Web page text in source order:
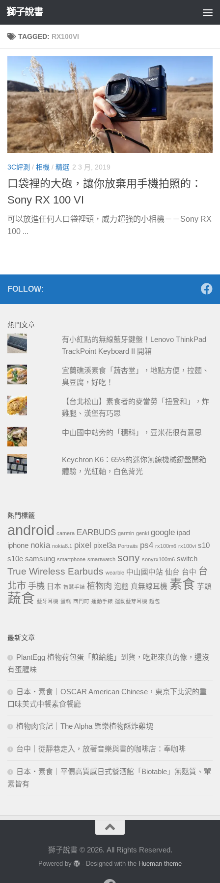
Skip to content
獅子說書
TAGGED: RX100VI
3C評測 / 相機 / 精選 2 3 月, 2019
口袋裡的大砲，讓你放棄用手機拍照的：
Sony RX 100 VI
可以放進任何人口袋裡頭，威力超強的小相機－－Sony RX
100 ...
FOLLOW:
熱門文章
有小紅點的無線藍牙鍵盤！Lenovo ThinkPad
TrackPoint Keyboard II 開箱
宜蘭礁溪素食「蔬杏堂」，地點方便，拉麵、
臭豆腐，好吃！
【台北松山】素食者的麥當勞「扭登和」，炸
雞腿、漢堡有巧思
中山國中站旁的「穗科」，豆米花很有意思
Keychron K6：65%的迷你無線機械鍵盤開箱
體驗，光紅軸，白色背光
熱門標籤
android camera EARBUDS garmin genki google ipad
iphone nokia nokia8.1 pixel pixel3a Portraits ps4 rx100m6 rx100vi s10
s10e samsung smartphone smartwatch sony sonyrx100m6 switch
True Wireless Earbuds wearble 中山國中站 仙台 台中 台
北市 手機 日本 智慧手錶 植物肉 泡麵 真無線耳機 素食 芋頭
蔬食 藍牙耳機 蛋糕 西門町 運動手錶 運動藍芽耳機 麵包
最新文章
PlantEgg 植物荷包蛋「煎給能」到貨，吃起來真的像，還沒
有蛋腥味
日本・素食｜OSCAR American Chinese，東京下北沢的重
口味美式中餐素食餐廳
植物肉食記｜The Alpha 樂樂植物酥炸雞塊
台中｜從靜巷走入，放著音樂與書的咖啡店：奉咖啡
日本・素食｜平價高質感日式餐酒館「Biotable」無麩質、葷
素皆有
獅子說書 © 2026. All Rights Reserved.
Powered by - Designed with the Hueman theme